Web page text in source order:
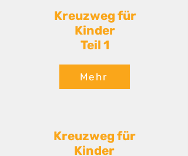
Mehr
Kreuzweg für
Kinder
Teil 1
Kreuzweg für
Kinder